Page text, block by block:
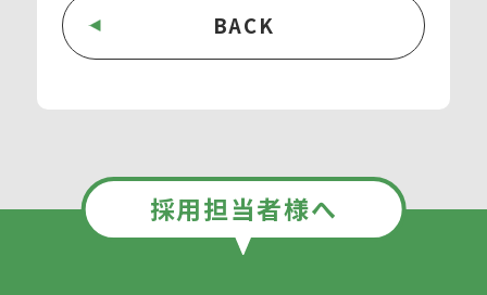
BACK
採用担当者様へ